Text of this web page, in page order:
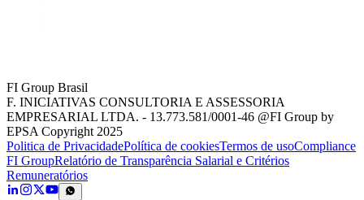
FI Group Brasil
F. INICIATIVAS CONSULTORIA E ASSESSORIA
EMPRESARIAL LTDA. - 13.773.581/0001-46 @FI Group by
EPSA Copyright 2025
Politica de PrivacidadePolítica de cookiesTermos de usoCompliance
FI GroupRelatório de Transparência Salarial e Critérios
Remuneratórios